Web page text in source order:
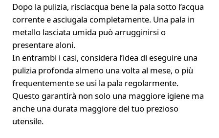
Dopo la pulizia, risciacqua bene la pala sotto l’acqua
corrente e asciugala completamente. Una pala in
metallo lasciata umida può arrugginirsi o
presentare aloni.
In entrambi i casi, considera l’idea di eseguire una
pulizia profonda almeno una volta al mese, o più
frequentemente se usi la pala regolarmente.
Questo garantirà non solo una maggiore igiene ma
anche una durata maggiore del tuo prezioso
utensile.